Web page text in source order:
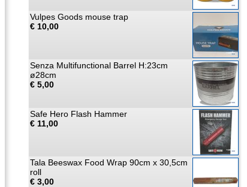
Vulpes Goods mouse trap
€ 10,00
Senza Multifunctional Barrel H:23cm
ø28cm
€ 5,00
Safe Hero Flash Hammer
€ 11,00
Tala Beeswax Food Wrap 90cm x 30,5cm
roll
€ 3,00